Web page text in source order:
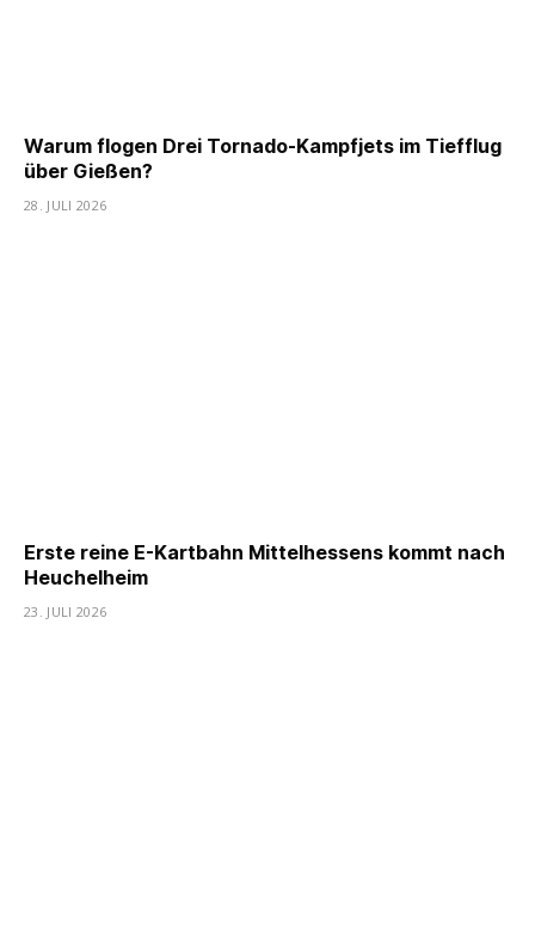
Warum flogen Drei Tornado-Kampfjets im Tiefflug
über Gießen?
28. JULI 2026
Erste reine E-Kartbahn Mittelhessens kommt nach
Heuchelheim
23. JULI 2026